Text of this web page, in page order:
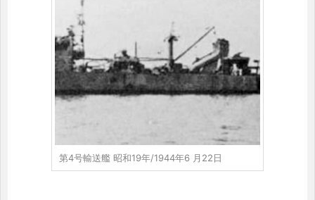
第4号輸送艦 昭和19年/1944年6 月22日